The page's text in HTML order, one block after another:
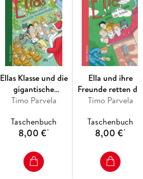
Ellas Klasse und die
gigantische
Weihnachtsfeier
Timo Parvela
Taschenbuch
8,00 €*
Ella und ihre
Freunde retten die
Schule
Timo Parvela
Taschenbuch
8,00 €*